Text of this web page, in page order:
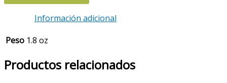
Información adicional
Peso 1.8 oz
Productos relacionados